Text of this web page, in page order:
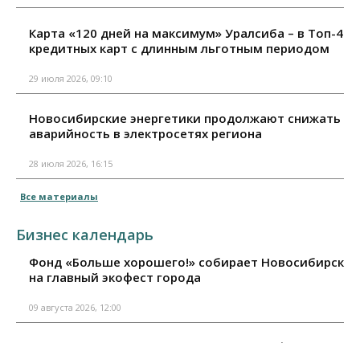
Карта «120 дней на максимум» Уралсиба – в Топ-4
кредитных карт с длинным льготным периодом
29 июля 2026, 09:10
Новосибирские энергетики продолжают снижать
аварийность в электросетях региона
28 июля 2026, 16:15
Все материалы
Бизнес календарь
Фонд «Больше хорошего!» собирает Новосибирск
на главный экофест города
09 августа 2026, 12:00